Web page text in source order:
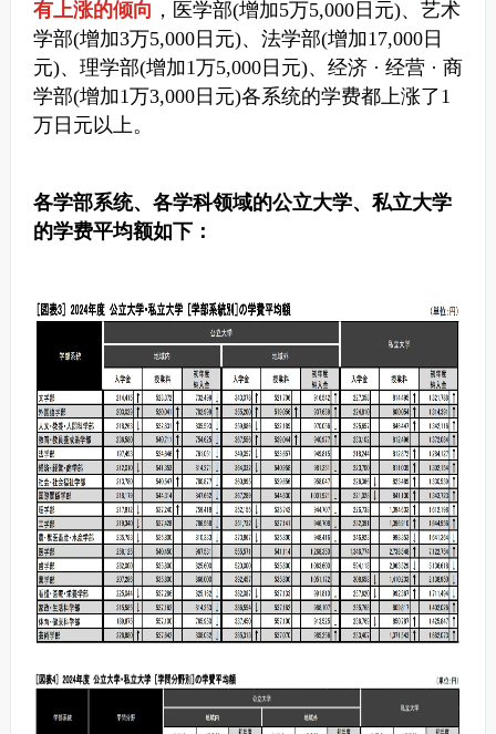
有上涨的倾向 ，医学部(增加5万5,000日元)、艺术
学部(增加3万5,000日元)、法学部(增加17,000日
元)、理学部(增加1万5,000日元)、经济 · 经营 · 商
学部(增加1万3,000日元)各系统的学费都上涨了1
万日元以上。
各学部系统、各学科领域的公立大学、私立大学
的学费平均额如下：